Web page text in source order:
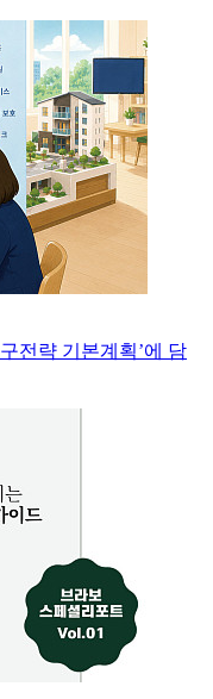
전략 기본계획’에 담